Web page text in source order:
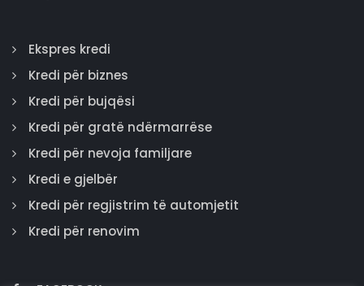
Ekspres kredi
Kredi për biznes
Kredi për bujqësi
Kredi për gratë ndërmarrëse
Kredi për nevoja familjare
Kredi e gjelbër
Kredi për regjistrim të automjetit
Kredi për renovim